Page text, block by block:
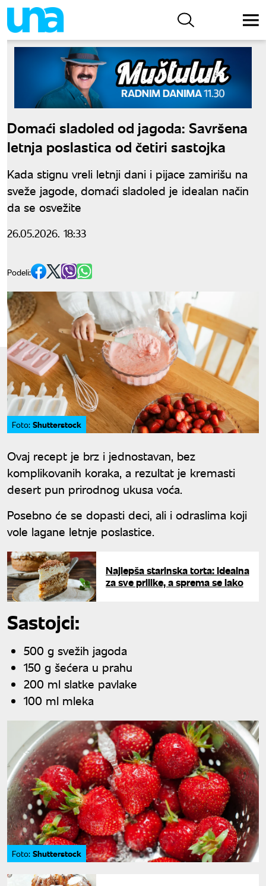
Domaći sladoled od jagoda: Savršena
letnja poslastica od četiri sastojka
Kada stignu vreli letnji dani i pijace zamirišu na
sveže jagode, domaći sladoled je idealan način
da se osvežite
26.05.2026. 18:33
Podeli:
Foto: Shutterstock
Ovaj recept je brz i jednostavan, bez
komplikovanih koraka, a rezultat je kremasti
desert pun prirodnog ukusa voća.
Posebno će se dopasti deci, ali i odraslima koji
vole lagane letnje poslastice.
Najlepša starinska torta: Idealna
za sve prilike, a sprema se lako
Sastojci:
500 g svežih jagoda
150 g šećera u prahu
200 ml slatke pavlake
100 ml mleka
Foto: Shutterstock